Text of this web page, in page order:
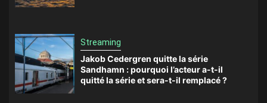
Streaming
Jakob Cedergren quitte la série
Sandhamn : pourquoi l’acteur a-t-il
quitté la série et sera-t-il remplacé ?